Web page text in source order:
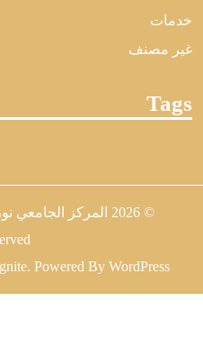
خدمات
غير مصنف
Tags
© 2026 المركز الجامعي
. Powered By WordPress